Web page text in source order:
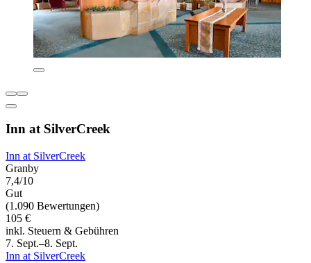
Inn at SilverCreek
Inn at SilverCreek
Granby
7,4/10
Gut
(1.090 Bewertungen)
105 €
inkl. Steuern & Gebühren
7. Sept.–8. Sept.
Inn at SilverCreek